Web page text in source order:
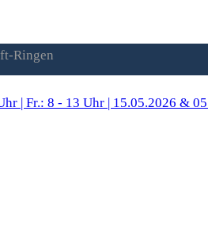
Ringen
| Fr.: 8 - 13 Uhr | 15.05.2026 &